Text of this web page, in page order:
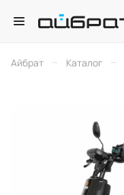
Айбрат – Каталог –